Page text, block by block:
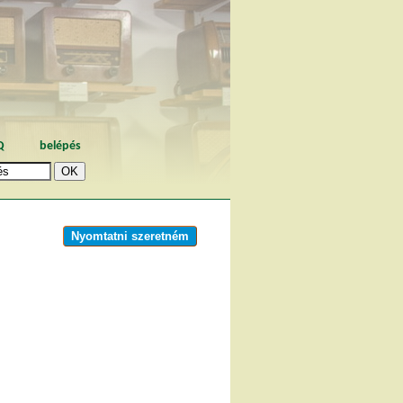
belépés
Nyomtatni szeretném